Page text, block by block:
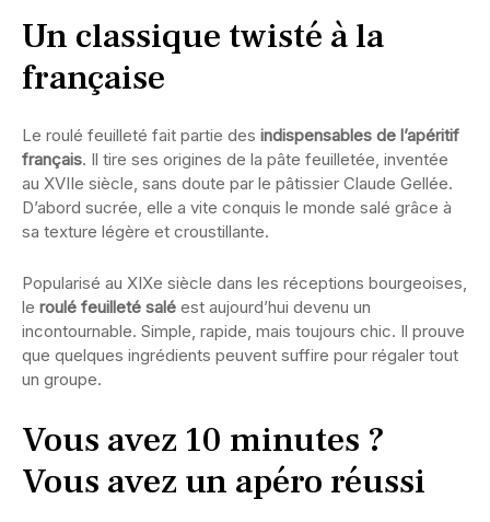
Un classique twisté à la
française
Le roulé feuilleté fait partie des indispensables de l’apéritif
français. Il tire ses origines de la pâte feuilletée, inventée
au XVIIe siècle, sans doute par le pâtissier Claude Gellée.
D’abord sucrée, elle a vite conquis le monde salé grâce à
sa texture légère et croustillante.
Popularisé au XIXe siècle dans les réceptions bourgeoises,
le roulé feuilleté salé est aujourd’hui devenu un
incontournable. Simple, rapide, mais toujours chic. Il prouve
que quelques ingrédients peuvent suffire pour régaler tout
un groupe.
Vous avez 10 minutes ?
Vous avez un apéro réussi